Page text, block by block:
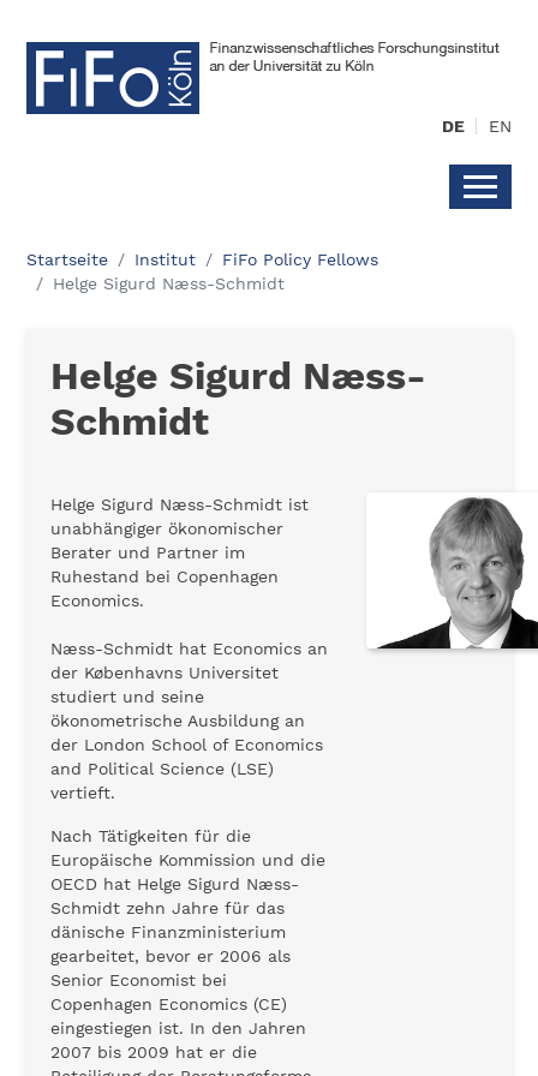
DE EN
Startseite Institut
FiFo Policy Fellows
Helge Sigurd Næss-Schmidt
Helge Sigurd Næss-
Schmidt
Helge Sigurd Næss-Schmidt ist
unabhängiger ökonomischer
Berater und Partner im
Ruhestand bei Copenhagen
Economics.
Næss-Schmidt hat Economics an
der Københavns Universitet
studiert und seine
ökonometrische Ausbildung an
der London School of Economics
and Political Science (LSE)
vertieft.
Nach Tätigkeiten für die
Europäische Kommission und die
OECD hat Helge Sigurd Næss-
Schmidt zehn Jahre für das
dänische Finanzministerium
gearbeitet, bevor er 2006 als
Senior Economist bei
Copenhagen Economics (CE)
eingestiegen ist. In den Jahren
2007 bis 2009 hat er die